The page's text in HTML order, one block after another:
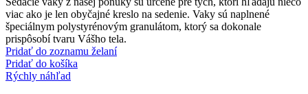
viac ako je len obyčajné kreslo na sedenie. Vaky sú naplnené
špeciálnym polystyrénovým granulátom, ktorý sa dokonale
prispôsobí tvaru Vášho tela.
Pridať do zoznamu želaní
Pridať do košíka
Rýchly náhľad